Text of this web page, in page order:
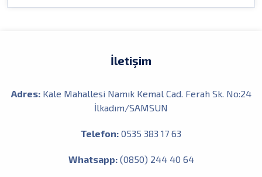
İletişim
Adres:Kale Mahallesi Namık Kemal Cad. Ferah Sk. No:24
İlkadım/SAMSUN
Telefon: 0535 383 17 63
Whatsapp:(0850) 244 40 64